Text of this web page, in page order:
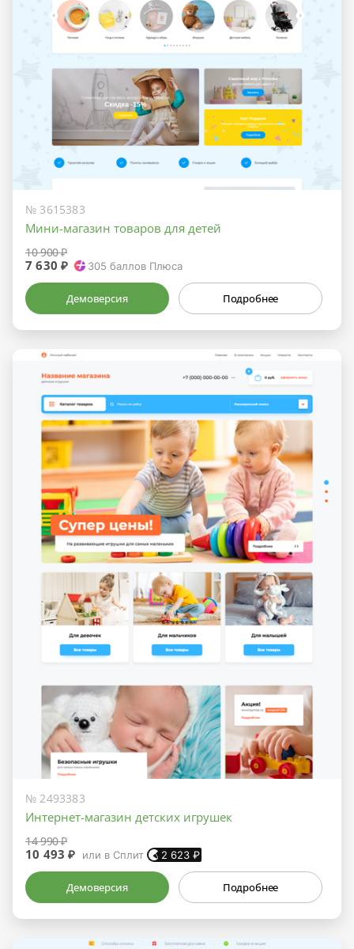
№ 3615383
Мини-магазин товаров для детей
10 900 ₽
7 630 ₽ 305 баллов Плюса
Демоверсия Подробнее
№ 2493383
Интернет-магазин детских игрушек
14 990 ₽
10 493 ₽ или в Сплит 2 623₽
Демоверсия Подробнее